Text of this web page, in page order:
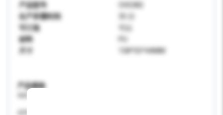
产品型号
CH5382
生产所需时间
可订造
可以
材料
158*55*44MM
产品规格